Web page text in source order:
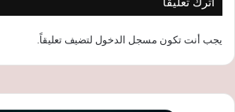
يجب أنت تكون مسجل الدخول لتضيف تعليقاً.